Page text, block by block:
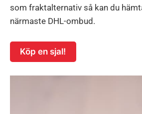
som fraktalternativ så kan du
närmaste DHL-ombud.
Köp en sjal!